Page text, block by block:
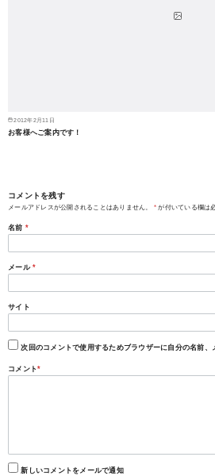
2012年2月11日
お客様へご案内です！
コメントを残す
メールアドレスが公開されることはありません。 * が付いている欄は
名前 *
メール *
サイト
次回のコメントで使用するためブラウザーに自分の名前、
コメント*
新しいコメントをメールで通知